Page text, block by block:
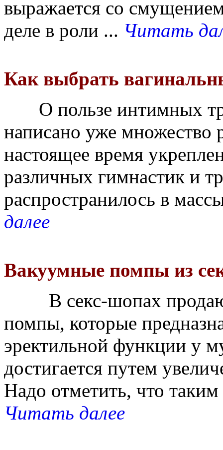
выражается со
деле в роли ... Читать
Как выбрать
О пользе интимных
написано уже множество
настоящее время
различных гимнастик и
распространилось в
далее
Вакуумные помпы из
В секс-шопах
помпы, которые
эректильной функции у
достигается путем
Надо отметить, что
Читать далее